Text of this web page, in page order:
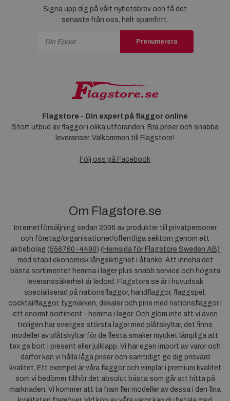
Signa upp dig på vårt nyhetsbrev och få det
senaste från oss, helt spamfritt.
Prenumerera
Flagstore - Din expert på flaggor online
Stort utbud av flaggor i olika utföranden. Bra priser och snabba
leveranser. Välkommen till Flagstore!
Följ oss på Facebook
Om Flagstore.se
Internetförsäljning sedan 2006 av produkter till privatpersoner
och företag/organisationer/offentliga sektorn genom ett
aktiebolag (556760-4490) ( Hemsida för Flagstore Sweden AB)
med stabil ekonomisk långsiktighet i åtanke. Att inneha det
bästa sortimentet hemma i lager plus snabb service och högsta
leveranssäkerhet är ledord. Flagstore.se är i huvudsak
specialiserad på nationsflaggor, handflaggor, flaggspel,
cocktailflaggor, tygmärken, dekaler och pins med nationsflaggor i
ett enormt sortiment - hemma i lager. Och glöm inte att vi även
troligen har sveriges största lager med plåtskyltar, det finns
modeller av plåtskyltar för de flesta smaker mycket lämpliga att
tex ge bort i present eller julklapp. Vi har egen import av varor och
därför kan vi hålla låga priser och samtidigt ge dig prisvärd
kvalitet. Ett exempel är våra flaggor och vimplar i premium kvalitet
som vi bedömer tillhör det absolut bästa som går att hitta på
marknaden. Vi kommer att ta fram fler modeller av dessa i den fina